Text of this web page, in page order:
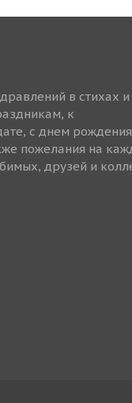
в стихах и
к
с днем
пожелания на
друзей и